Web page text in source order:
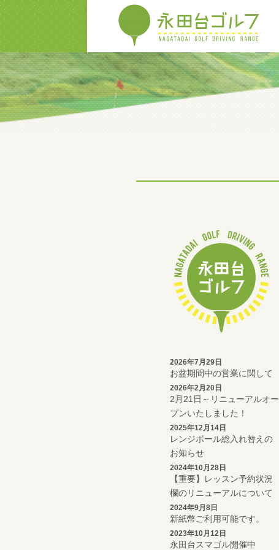
2026年7月29日
お盆期間中の営業に関して
2026年2月20日
2月21日～リニューアルオー
プンいたしました！
2025年12月14日
レンジボール総入れ替えの
お知らせ
2024年10月28日
【重要】レッスン予約状況
欄のリニューアルについて
2024年9月8日
新紙幣ご利用可能です。
2023年10月12日
永田台スマゴル開催中